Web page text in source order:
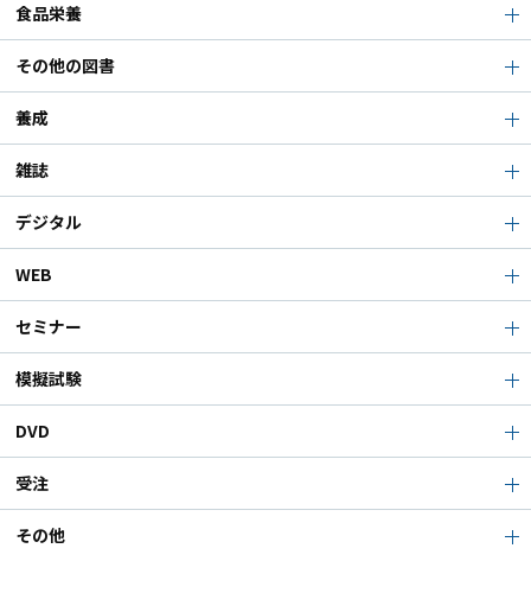
食品栄養
その他の図書
養成
雑誌
デジタル
WEB
セミナー
模擬試験
DVD
受注
その他